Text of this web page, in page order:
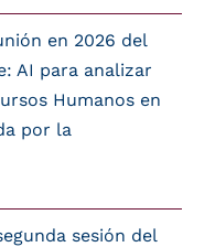
en 2026 del
AI para analizar
Humanos en
por la
sesión del